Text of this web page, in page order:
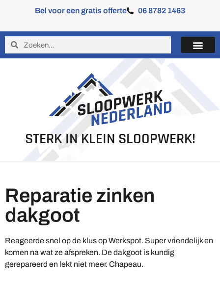
Bel voor een gratis offerte 06 8782 1463
STERK IN KLEIN SLOOPWERK!
Reparatie zinken
dakgoot
Reageerde snel op de klus op Werkspot. Super vriendelijk en
komen na wat ze afspreken. De dakgoot is kundig
gerepareerd en lekt niet meer. Chapeau.